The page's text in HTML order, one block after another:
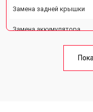
Замена задней крышки
Замена аккумулятора
Ремонт цепи питания